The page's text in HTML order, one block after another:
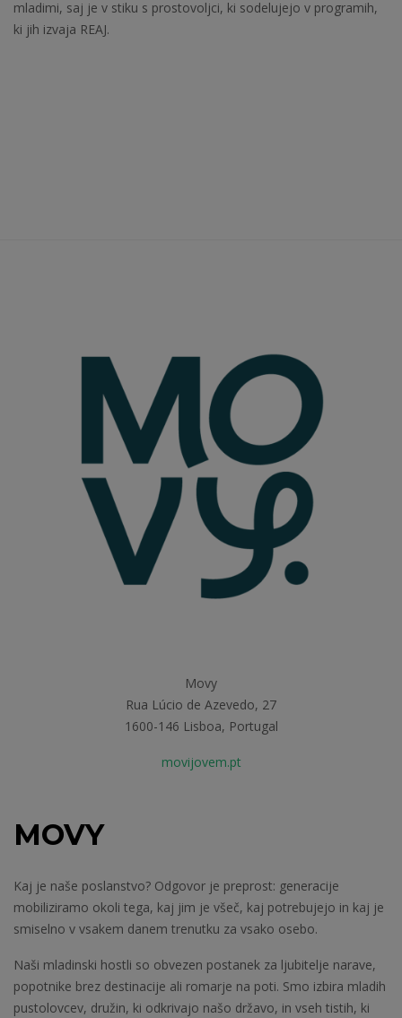
mladimi, saj je v stiku s prostovoljci, ki sodelujejo v programih,
ki jih izvaja REAJ.
Movy
Rua Lúcio de Azevedo, 27
1600-146 Lisboa, Portugal
movijovem.pt
MOVY
Kaj je naše poslanstvo? Odgovor je preprost: generacije
mobiliziramo okoli tega, kaj jim je všeč, kaj potrebujejo in kaj je
smiselno v vsakem danem trenutku za vsako osebo.
Naši mladinski hostli so obvezen postanek za ljubitelje narave,
popotnike brez destinacije ali romarje na poti. Smo izbira mladih
pustolovcev, družin, ki odkrivajo našo državo, in vseh tistih, ki